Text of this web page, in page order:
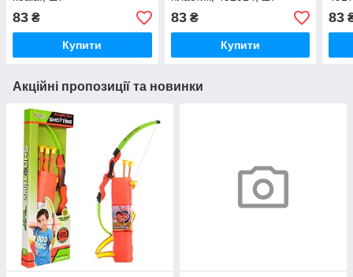
83 ₴
Купити
83₴
Купити
83
Акційні пропозиції та новинки